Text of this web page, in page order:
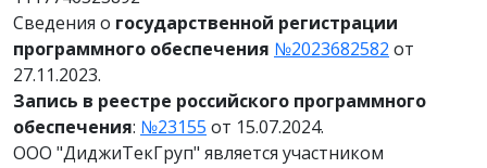
Сведения о государственной регистрации
программного обеспечения №2023682582 от
27.11.2023.
Запись в реестре российского программного
обеспечения: №23155 от 15.07.2024.
ООО "ДиджиТекГруп" является участником